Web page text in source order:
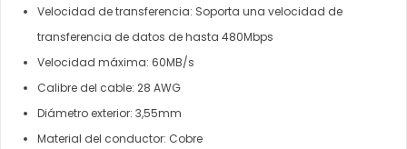
Velocidad de transferencia: Soporta una velocidad de
transferencia de datos de hasta 480Mbps
Velocidad máxima: 60MB/s
Calibre del cable: 28 AWG
Diámetro exterior: 3,55mm
Material del conductor: Cobre